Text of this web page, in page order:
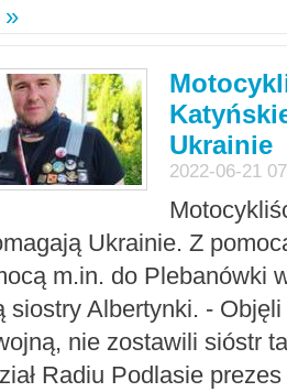
»
Ukrainie
2022-06-21
Ukrainie. Z
m.in. do Plebanówki
siostry Albertynki. -
nie zostawili sióstr
Radiu Podlasie